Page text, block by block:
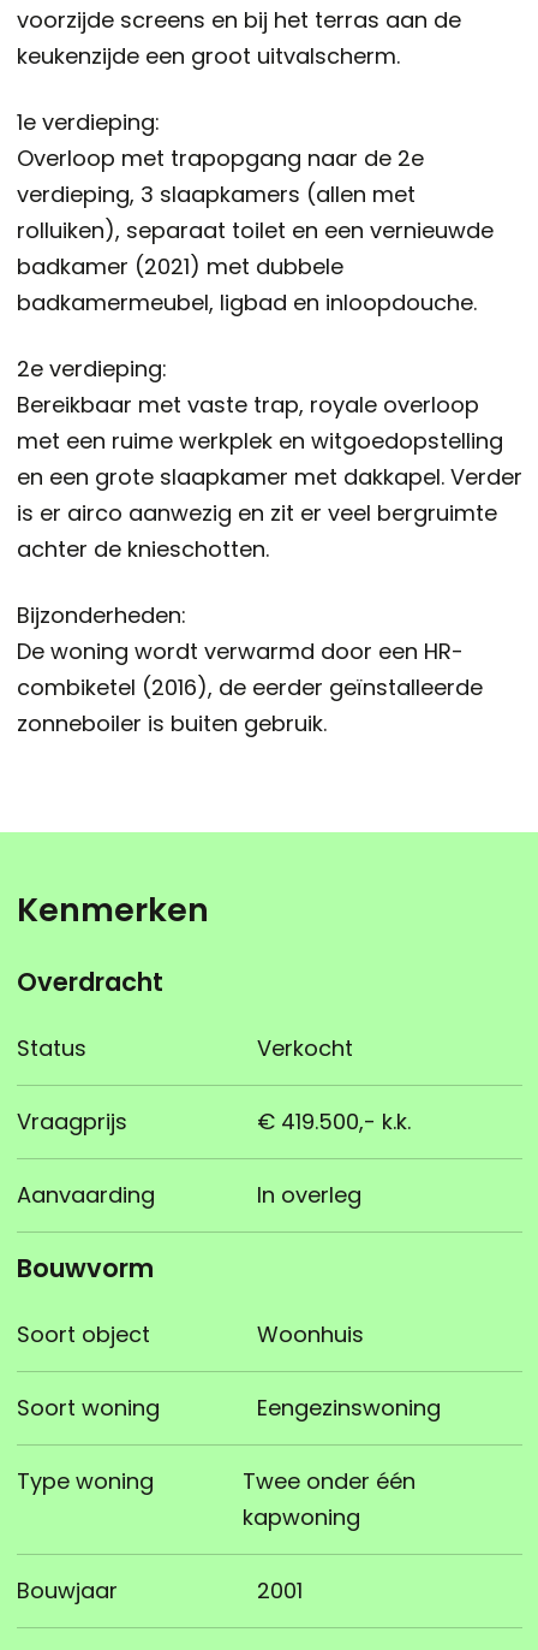
voorzijde screens en bij het terras aan de
keukenzijde een groot uitvalscherm.
1e verdieping:
Overloop met trapopgang naar de 2e
verdieping, 3 slaapkamers (allen met
rolluiken), separaat toilet en een vernieuwde
badkamer (2021) met dubbele
badkamermeubel, ligbad en inloopdouche.
2e verdieping:
Bereikbaar met vaste trap, royale overloop
met een ruime werkplek en witgoedopstelling
en een grote slaapkamer met dakkapel. Verder
is er airco aanwezig en zit er veel bergruimte
achter de knieschotten.
Bijzonderheden:
De woning wordt verwarmd door een HR-
combiketel (2016), de eerder geïnstalleerde
zonneboiler is buiten gebruik.
Kenmerken
Overdracht
Status Verkocht
Vraagprijs € 419.500,- k.k.
Aanvaarding In overleg
Bouwvorm
Soort object Woonhuis
Soort woning Eengezinswoning
Type woning
Twee onder één
kapwoning
Bouwjaar 2001